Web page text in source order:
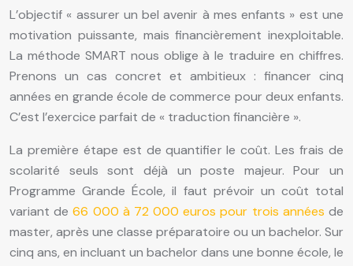
L’objectif « assurer un bel avenir à mes enfants » est une
motivation puissante, mais financièrement inexploitable.
La méthode SMART nous oblige à le traduire en chiffres.
Prenons un cas concret et ambitieux : financer cinq
années en grande école de commerce pour deux enfants.
C’est l’exercice parfait de « traduction financière ».
La première étape est de quantifier le coût. Les frais de
scolarité seuls sont déjà un poste majeur. Pour un
Programme Grande École, il faut prévoir un coût total
variant de66 000 à 72 000 euros pour trois années de
master, après une classe préparatoire ou un bachelor. Sur
cinq ans, en incluant un bachelor dans une bonne école, le